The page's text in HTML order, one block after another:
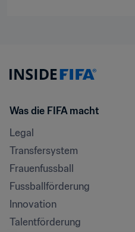
Was die FIFA macht
Legal
Transfersystem
Frauenfussball
Fussballförderung
Innovation
Talentförderung